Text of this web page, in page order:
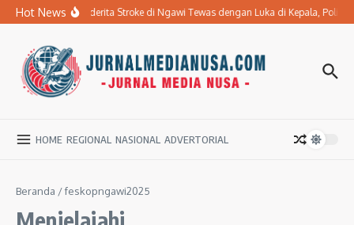
Lewati ke konten
Hot NewsIbu Penderita Stroke di Ngawi Tewas dengan Luka di Kepala, Polisi
HOME REGIONAL NASIONAL ADVERTORIAL
Beranda /feskopngawi2025